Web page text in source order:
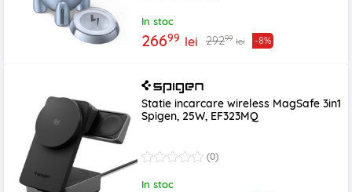
In stoc
26699 lei 29299 lei -8%
Statie incarcare wireless MagSafe 3in1
Spigen, 25W, EF323MQ
(0)
In stoc